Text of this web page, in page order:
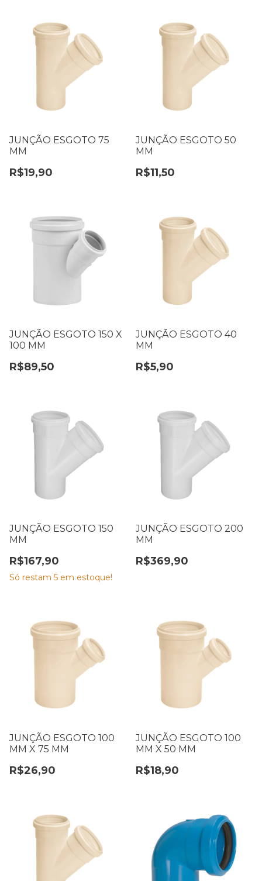
JUNÇÃO ESGOTO 75
MM
R$19,90
JUNÇÃO ESGOTO 50
MM
R$11,50
JUNÇÃO ESGOTO 150 X
100 MM
R$89,50
JUNÇÃO ESGOTO 40
MM
R$5,90
JUNÇÃO ESGOTO 150
MM
R$167,90
Só restam 5 em estoque!
JUNÇÃO ESGOTO 200
MM
R$369,90
JUNÇÃO ESGOTO 100
MM X 75 MM
R$26,90
JUNÇÃO ESGOTO 100
MM X 50 MM
R$18,90